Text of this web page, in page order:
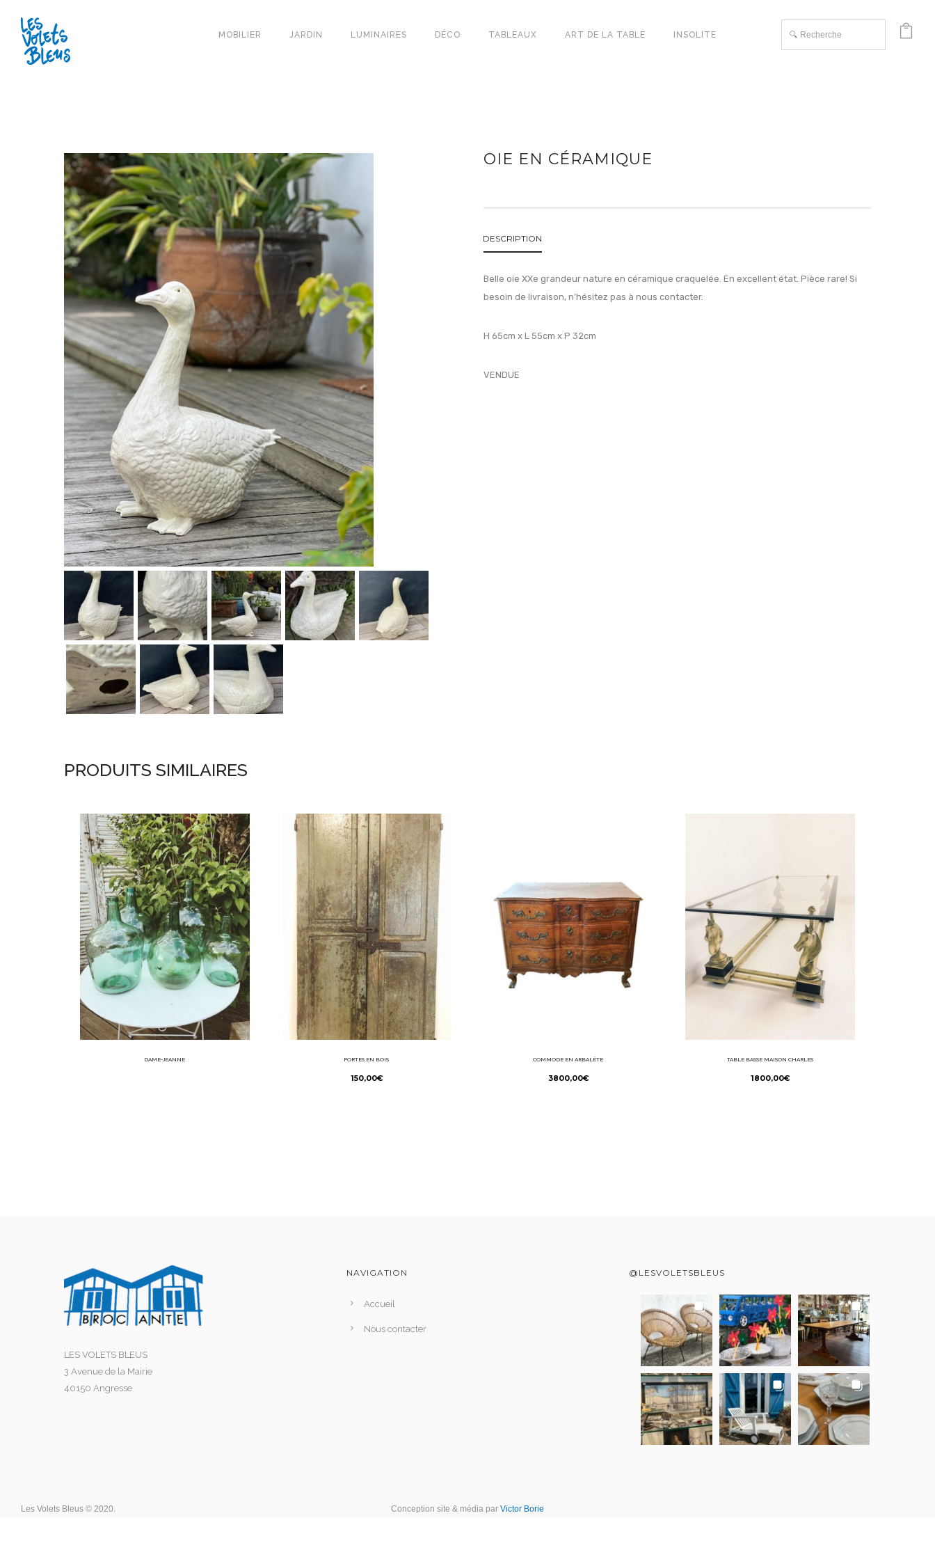
MOBILIER JARDIN LUMINAIRES DÉCO TABLEAUX ART DE LA TABLE INSOLITE
OIE EN CÉRAMIQUE
DESCRIPTION
Belle oie XXe grandeur nature en céramique craquelée. En excellent état. Pièce rare! Si
besoin de livraison, n’hésitez pas à nous contacter.
H 65cm x L 55cm x P 32cm
VENDUE
PRODUITS SIMILAIRES
DAME-JEANNE PORTES EN BOIS
150,00€
COMMODE EN ARBALÈTE
3800,00€
TABLE BASSE MAISON CHARLES
1800,00€
LES VOLETS BLEUS
3 Avenue de la Mairie
40150 Angresse
NAVIGATION
Accueil
Nous contacter
@LESVOLETSBLEUS
Les Volets Bleus © 2020. Conception site & média par Victor Borie